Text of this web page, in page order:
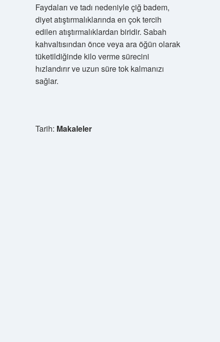
Faydaları ve tadı nedeniyle çiğ badem,
diyet atıştırmalıklarında en çok tercih
edilen atıştırmalıklardan biridir. Sabah
kahvaltısından önce veya ara öğün olarak
tüketildiğinde kilo verme sürecini
hızlandırır ve uzun süre tok kalmanızı
sağlar.
Tarih: Makaleler